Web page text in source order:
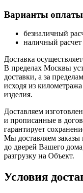
Варианты
безналичный
наличный расчет
Доставка
В пределах Москвы
доставки, а за
исходя из
изделия.
Доставляем
и прописанные в
гарантирует
Мы доставляем заказы
до дверей Вашего
разгрузку на Объект.
Условия